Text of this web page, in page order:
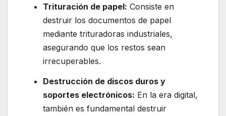
Trituración de papel: Consiste en
destruir los documentos de papel
mediante trituradoras industriales,
asegurando que los restos sean
irrecuperables.
Destrucción de discos duros y
soportes electrónicos: En la era digital,
también es fundamental destruir